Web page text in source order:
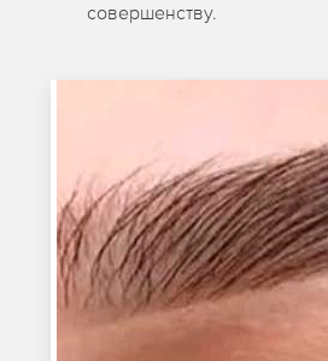
совершенству.